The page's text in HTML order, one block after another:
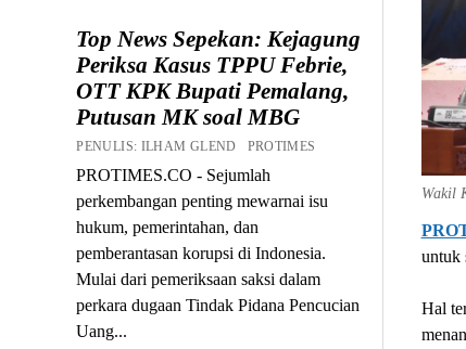
Top News Sepekan: Kejagung
Periksa Kasus TPPU Febrie,
OTT KPK Bupati Pemalang,
Putusan MK soal MBG
PENULIS: ILHAM GLEND PROTIMES
PROTIMES.CO - Sejumlah
perkembangan penting mewarnai isu
hukum, pemerintahan, dan
pemberantasan korupsi di Indonesia.
Mulai dari pemeriksaan saksi dalam
perkara dugaan Tindak Pidana Pencucian
Uang...
Wakil
untuk
Hal